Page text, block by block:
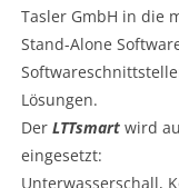
Tasler GmbH in die
Stand-Alone
Lösungen.
Der LTTsmartwird
eingesetzt:
Unterwasserschall,